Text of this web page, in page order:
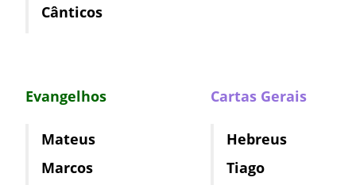
Cânticos
Evangelhos
Mateus
Marcos
Cartas Gerais
Hebreus
Tiago